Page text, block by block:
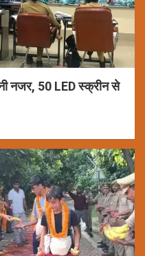
नजर, 50 LED स्क्रीन से